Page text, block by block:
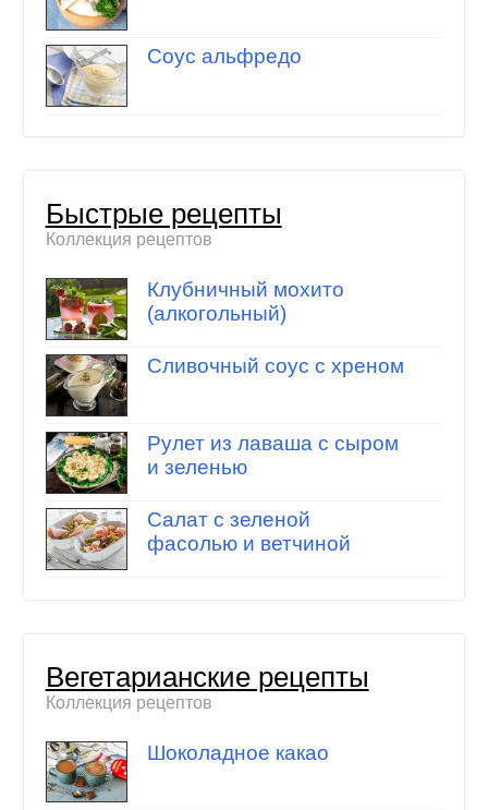
Соус альфредо
Быстрые рецепты
Коллекция рецептов
Клубничный мохито
(алкогольный)
Сливочный соус с хреном
Рулет из лаваша с сыром
и зеленью
Салат с зеленой
фасолью и ветчиной
Вегетарианские рецепты
Коллекция рецептов
Шоколадное какао